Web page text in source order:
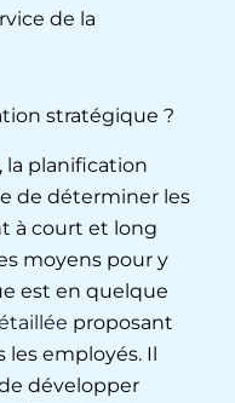
de la
stratégique ?
la planification
de déterminer les
à court et long
moyens pour y
est en quelque
proposant
employés. Il
de développer